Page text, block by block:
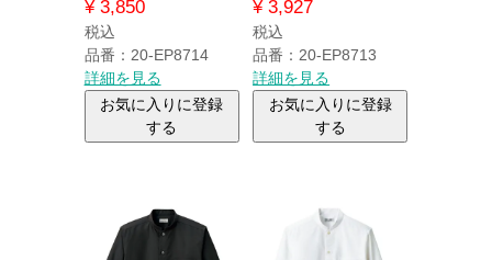
¥ 3,850
税込
品番：20-EP8714
詳細を見る
お気に入りに登録
する
¥ 3,927
税込
品番：20-EP8713
詳細を見る
お気に入りに登録
する